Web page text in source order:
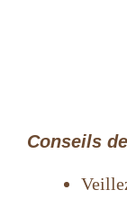
Conseils